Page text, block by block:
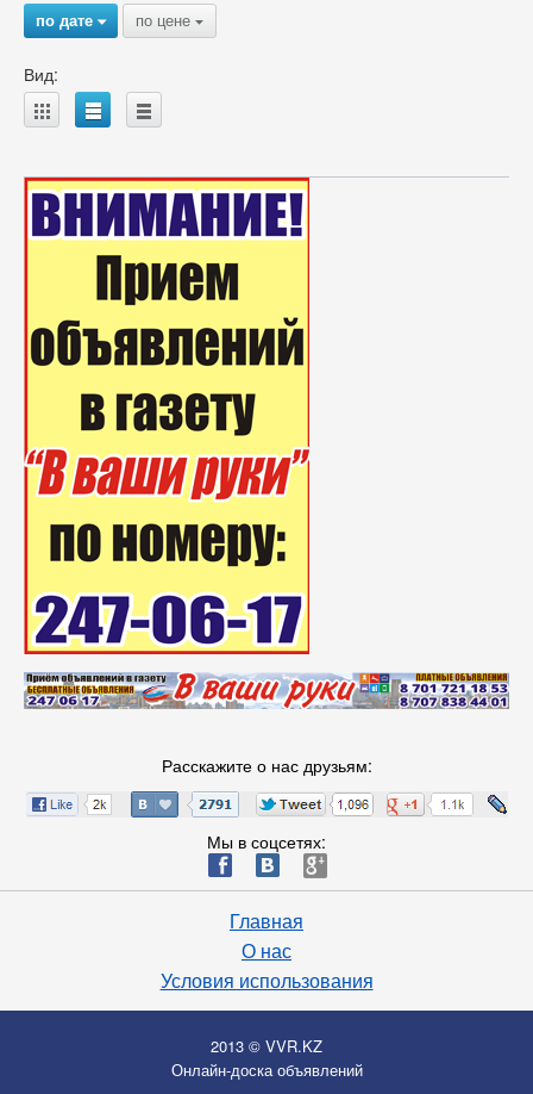
по дате{ по цене {
Вид:
A B C
Расскажите о нас друзьям:
Мы в соцсетях:
ä æ è
Главная
О нас
Условия использования
2013 © VVR.KZ
Онлайн-доска объявлений